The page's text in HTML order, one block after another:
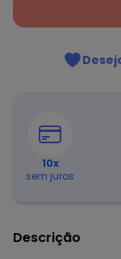
10x
sem juros
Descrição